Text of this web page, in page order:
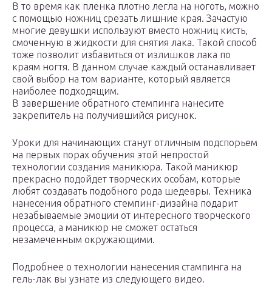
В то время как пленка плотно легла на ноготь, можно
с помощью ножниц срезать лишние края. Зачастую
многие девушки используют вместо ножниц кисть,
смоченную в жидкости для снятия лака. Такой способ
тоже позволит избавиться от излишков лака по
краям ногтя. В данном случае каждый останавливает
свой выбор на том варианте, который является
наиболее подходящим.
В завершение обратного стемпинга нанесите
закрепитель на получившийся рисунок.
Уроки для начинающих станут отличным подспорьем
на первых порах обучения этой непростой
технологии создания маникюра. Такой маникюр
прекрасно подойдет творческих особам, которые
любят создавать подобного рода шедевры. Техника
нанесения обратного стемпинг-дизайна подарит
незабываемые эмоции от интересного творческого
процесса, а маникюр не сможет остаться
незамеченным окружающими.
Подробнее о технологии нанесения стампинга на
гель-лак вы узнате из следующего видео.